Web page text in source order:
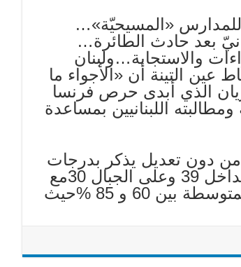
بـ 15 مليون يورو للمدارس «المسيحيّة»…
بعد حادث الطائرة…
والاستجابة…ولبنان
التينة أن «الأجواء ما
الذي أبدى حرص فرنسا
اللبنانيين بمساعدة
من دون تعديل يذكر بدرجات
الحرارة على الساحل 31 بينما ترتفع بشكل بسيط في الداخل 39 وعلى الجبال 30مع
بقاء نسبة الرطوبة مرتفعة على الساحل وعلى الجبال المتوسطة بين 60 و 85 %حيث